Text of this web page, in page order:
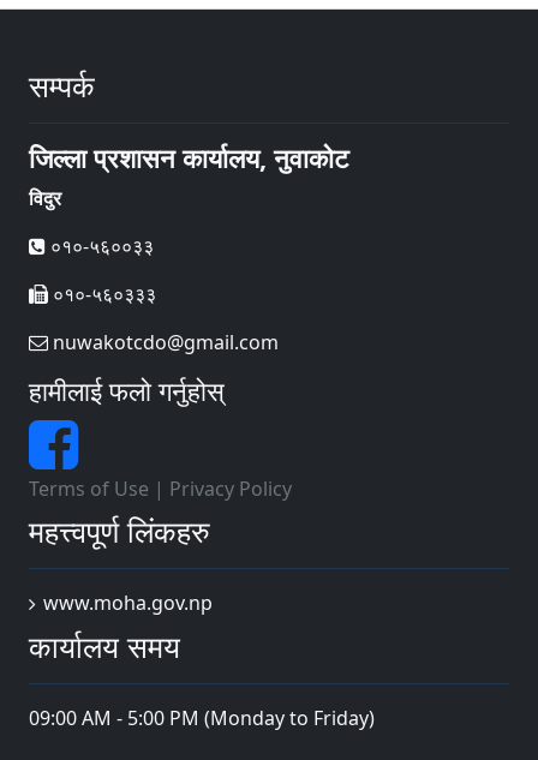
सम्पर्क
जिल्ला प्रशासन कार्यालय, नुवाकोट
विदुर
०१०-५६००३३
०१०-५६०३३३
nuwakotcdo@gmail.com
हामीलाई फलो गर्नुहोस्
Terms of Use | Privacy Policy
महत्त्वपूर्ण लिंकहरु
www.moha.gov.np
कार्यालय समय
09:00 AM - 5:00 PM (Monday to Friday)